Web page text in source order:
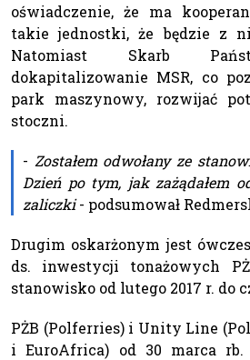
oświadczenie, że ma
takie jednostki, że będzie z
Natomiast Skarb
dokapitalizowanie MSR, co
park maszynowy, rozwijać
stoczni.
- Zostałem odwołany ze
Dzień po tym, jak zażądałem
zaliczki- podsumował
Drugim oskarżonym jest
ds. inwestycji tonażowych
stanowisko od lutego 2017 r. do
PŻB (Polferries) i Unity Line
i EuroAfrica) od 30 marca rb.